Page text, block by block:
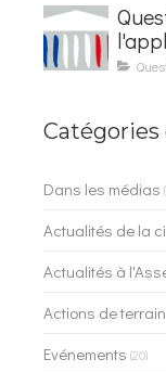
les
Catégories
Dans les médias
Actualités de la
Actualités à
Actions de terrain
Evénements (20)